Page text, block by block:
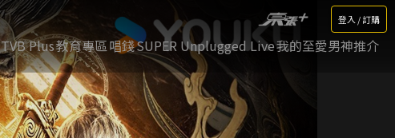
登入 / 訂購
TVB Plus教育專區唱錢SUPER Unplugged Live我的至愛男神推介